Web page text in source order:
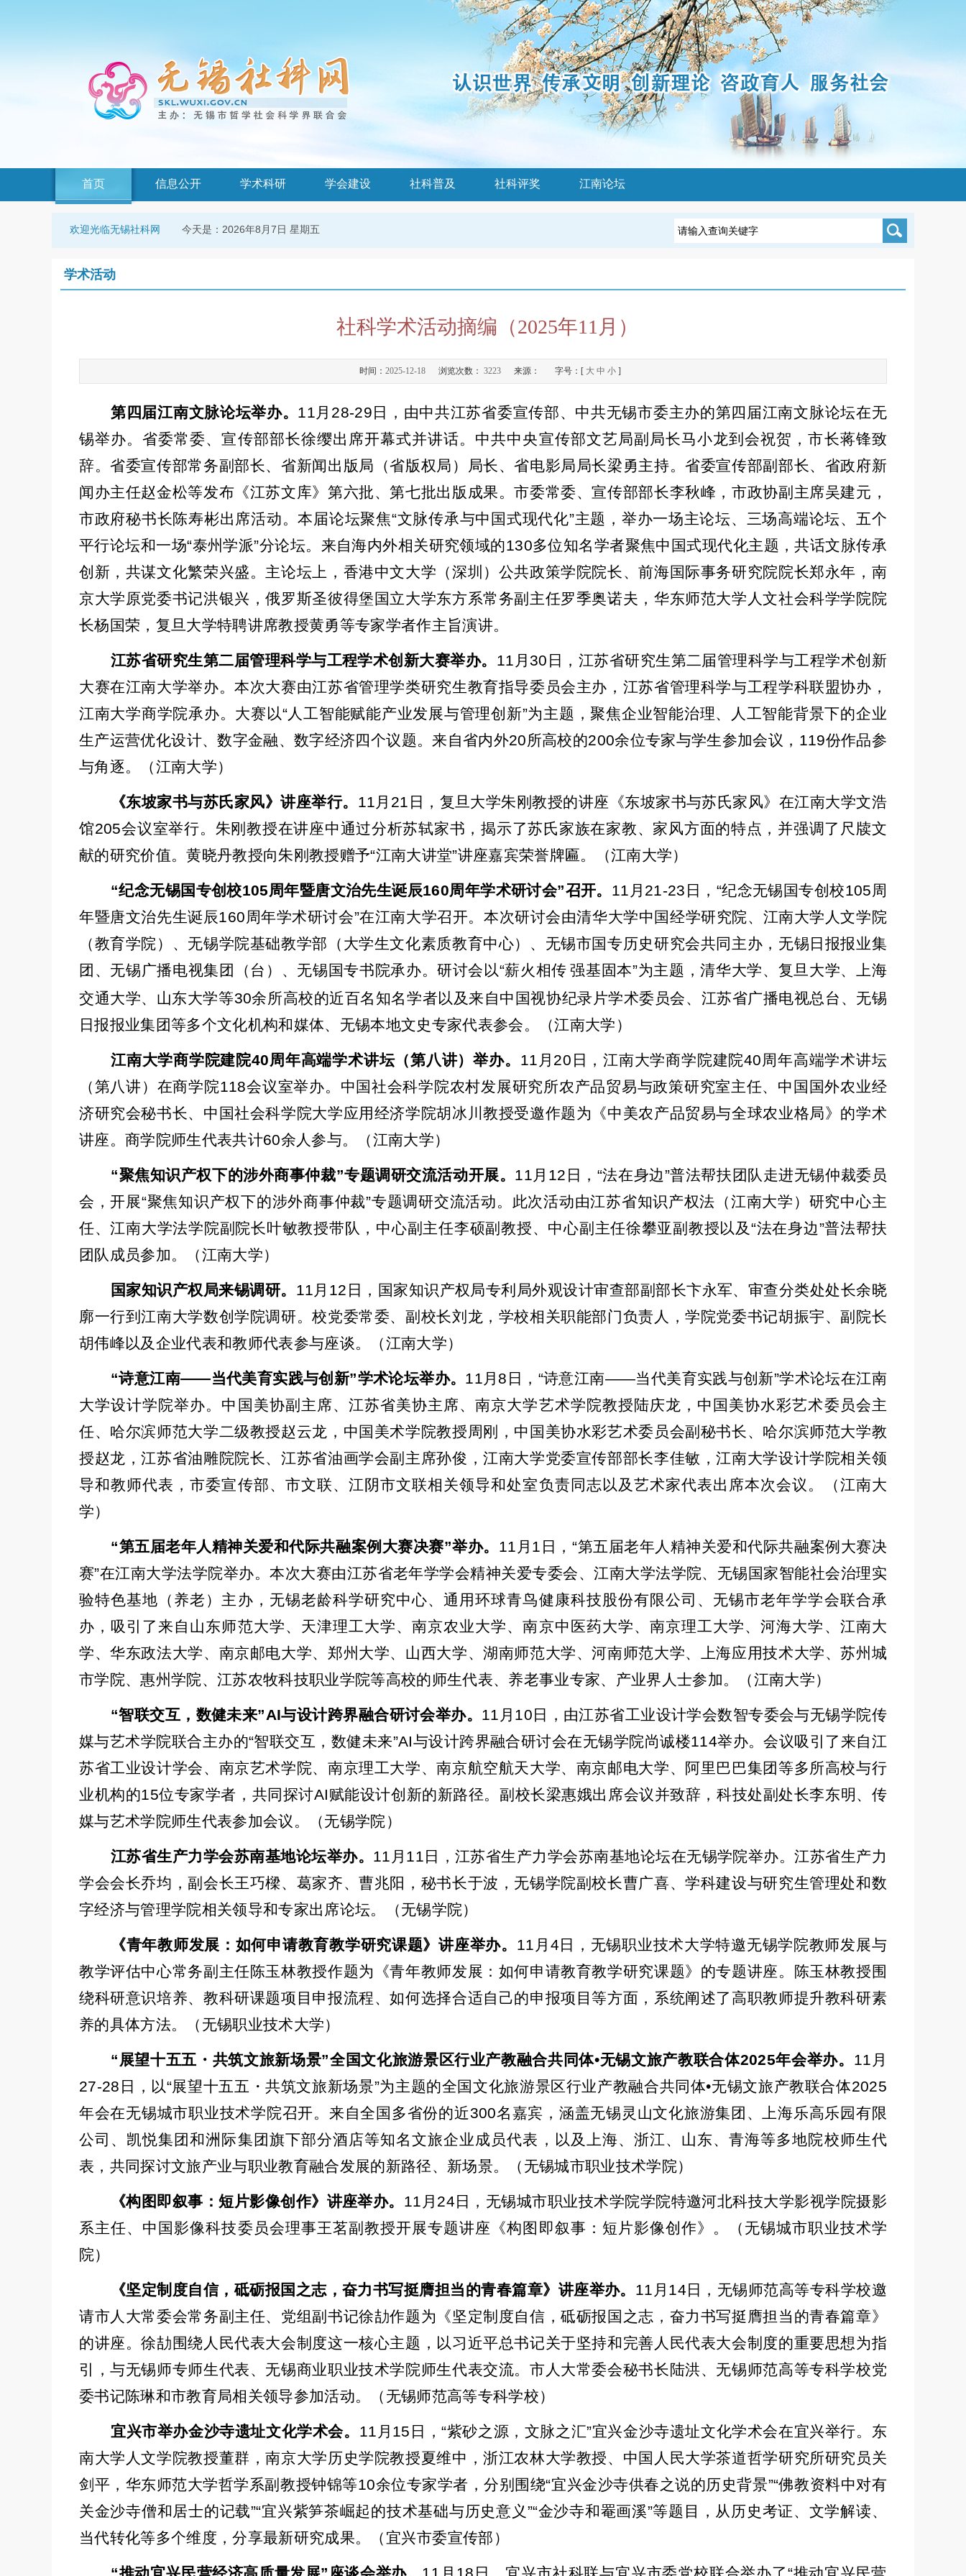
首页 信息公开 学术科研 学会建设 社科普及 社科评奖 江南论坛
欢迎光临无锡社科网 今天是： 2026年8月7日 星期五
学术活动
社科学术活动摘编（2025年11月）
时间： 2025-12-18 浏览次数： 3223 来源： 字号：[ 大 中 小 ]
第四届江南文脉论坛举办。 11月 28-29 日，由中共江苏省委宣传部、中共无锡市委主办的第四届江南文脉论坛在无
锡举办。省委常委、宣传部部长徐缨出席开幕式并讲话。中共中央宣传部文艺局副局长马小龙到会祝贺，市长蒋锋致
辞。省委宣传部常务副部长、省新闻出版局（省版权局）局长、省电影局局长梁勇主持。省委宣传部副部长、省政府新
闻办主任赵金松等发布《江苏文库》第六批、第七批出版成果。市委常委、宣传部部长李秋峰，市政协副主席吴建元，
市政府秘书长陈寿彬出席活动。本届论坛聚焦“文脉传承与中国式现代化”主题，举办一场主论坛、三场高端论坛、五个
平行论坛和一场“泰州学派”分论坛。来自海内外相关研究领域的130多位知名学者聚焦中国式现代化主题，共话文脉传承
创新，共谋文化繁荣兴盛。主论坛上，香港中文大学（深圳）公共政策学院院长、前海国际事务研究院院长郑永年，南
京大学原党委书记洪银兴，俄罗斯圣彼得堡国立大学东方系常务副主任罗季奥诺夫，华东师范大学人文社会科学学院院
长杨国荣，复旦大学特聘讲席教授黄勇等专家学者作主旨演讲。
江苏省研究生第二届管理科学与工程学术创新大赛举办。 11 月 30 日，江苏省研究生第二届管理科学与工程学术创新
大赛在江南大学举办。本次大赛由江苏省管理学类研究生教育指导委员会主办，江苏省管理科学与工程学科联盟协办，
江南大学商学院承办。大赛以“人工智能赋能产业发展与管理创新”为主题，聚焦企业智能治理、人工智能背景下的企业
生产运营优化设计、数字金融、数字经济四个议题。来自省内外20所高校的200余位专家与学生参加会议， 119份作品参
与角逐。（江南大学）
《东坡家书与苏氏家风》讲座举行。 11月 21 日，复旦大学朱刚教授的讲座《东坡家书与苏氏家风》在江南大学文浩
馆205会议室举行。朱刚教授在讲座中通过分析苏轼家书，揭示了苏氏家族在家教、家风方面的特点，并强调了尺牍文
献的研究价值。黄晓丹教授向朱刚教授赠予“江南大讲堂”讲座嘉宾荣誉牌匾。（江南大学）
“纪念无锡国专创校105周年暨唐文治先生诞辰160周年学术研讨会”召开。 11 月 21-23 日， “纪念无锡国专创校105周
年暨唐文治先生诞辰160周年学术研讨会”在江南大学召开。本次研讨会由清华大学中国经学研究院、江南大学人文学院
（教育学院）、无锡学院基础教学部（大学生文化素质教育中心）、无锡市国专历史研究会共同主办，无锡日报报业集
团、无锡广播电视集团（台）、无锡国专书院承办。研讨会以“薪火相传 强基固本”为主题，清华大学、复旦大学、上海
交通大学、山东大学等30余所高校的近百名知名学者以及来自中国视协纪录片学术委员会、江苏省广播电视总台、无锡
日报报业集团等多个文化机构和媒体、无锡本地文史专家代表参会。（江南大学）
江南大学商学院建院40周年高端学术讲坛（第八讲）举办。 11 月 20 日，江南大学商学院建院40周年高端学术讲坛
（第八讲）在商学院118会议室举办。中国社会科学院农村发展研究所农产品贸易与政策研究室主任、中国国外农业经
济研究会秘书长、中国社会科学院大学应用经济学院胡冰川教授受邀作题为《中美农产品贸易与全球农业格局》的学术
讲座。商学院师生代表共计60余人参与。（江南大学）
“聚焦知识产权下的涉外商事仲裁”专题调研交流活动开展。 11月 12 日， “法在身边”普法帮扶团队走进无锡仲裁委员
会，开展“聚焦知识产权下的涉外商事仲裁”专题调研交流活动。此次活动由江苏省知识产权法（江南大学）研究中心主
任、江南大学法学院副院长叶敏教授带队，中心副主任李硕副教授、中心副主任徐攀亚副教授以及 “法在身边”普法帮扶
团队成员参加。（江南大学）
国家知识产权局来锡调研。 11月 12 日，国家知识产权局专利局外观设计审查部副部长卞永军、审查分类处处长余晓
廓一行到江南大学数创学院调研。校党委常委、副校长刘龙，学校相关职能部门负责人，学院党委书记胡振宇、副院长
胡伟峰以及企业代表和教师代表参与座谈。（江南大学）
“诗意江南——当代美育实践与创新”学术论坛举办。 11月 8 日， “诗意江南——当代美育实践与创新”学术论坛在江南
大学设计学院举办。中国美协副主席、江苏省美协主席、南京大学艺术学院教授陆庆龙，中国美协水彩艺术委员会主
任、哈尔滨师范大学二级教授赵云龙，中国美术学院教授周刚，中国美协水彩艺术委员会副秘书长、哈尔滨师范大学教
授赵龙，江苏省油雕院院长、江苏省油画学会副主席孙俊，江南大学党委宣传部部长李佳敏，江南大学设计学院相关领
导和教师代表，市委宣传部、市文联、江阴市文联相关领导和处室负责同志以及艺术家代表出席本次会议。（江南大
学）
“第五届老年人精神关爱和代际共融案例大赛决赛”举办。 11 月 1 日， “第五届老年人精神关爱和代际共融案例大赛决
赛”在江南大学法学院举办。本次大赛由江苏省老年学学会精神关爱专委会、江南大学法学院、无锡国家智能社会治理实
验特色基地（养老）主办，无锡老龄科学研究中心、通用环球青鸟健康科技股份有限公司、无锡市老年学学会联合承
办，吸引了来自山东师范大学、天津理工大学、南京农业大学、南京中医药大学、南京理工大学、河海大学、江南大
学、华东政法大学、南京邮电大学、郑州大学、山西大学、湖南师范大学、河南师范大学、上海应用技术大学、苏州城
市学院、惠州学院、江苏农牧科技职业学院等高校的师生代表、养老事业专家、产业界人士参加。（江南大学）
“智联交互，数健未来”AI与设计跨界融合研讨会举办。 11 月 10 日，由江苏省工业设计学会数智专委会与无锡学院传
媒与艺术学院联合主办的“智联交互，数健未来”AI与设计跨界融合研讨会在无锡学院尚诚楼114举办。会议吸引了来自江
苏省工业设计学会、南京艺术学院、南京理工大学、南京航空航天大学、南京邮电大学、阿里巴巴集团等多所高校与行
业机构的15位专家学者，共同探讨AI赋能设计创新的新路径。副校长梁惠娥出席会议并致辞，科技处副处长李东明、传
媒与艺术学院师生代表参加会议。（无锡学院）
江苏省生产力学会苏南基地论坛举办。 11 月 11 日，江苏省生产力学会苏南基地论坛在无锡学院举办。江苏省生产力
学会会长乔均，副会长王巧樑、葛家齐、曹兆阳，秘书长于波，无锡学院副校长曹广喜、学科建设与研究生管理处和数
字经济与管理学院相关领导和专家出席论坛。（无锡学院）
《青年教师发展：如何申请教育教学研究课题》讲座举办。 11 月 4 日，无锡职业技术大学特邀无锡学院教师发展与
教学评估中心常务副主任陈玉林教授作题为《青年教师发展：如何申请教育教学研究课题》的专题讲座。陈玉林教授围
绕科研意识培养、教科研课题项目申报流程、如何选择合适自己的申报项目等方面，系统阐述了高职教师提升教科研素
养的具体方法。（无锡职业技术大学）
“展望十五五・共筑文旅新场景”全国文化旅游景区行业产教融合共同体•无锡文旅产教联合体2025年会举办。 11 月
27-28 日，以“展望十五五・共筑文旅新场景”为主题的全国文化旅游景区行业产教融合共同体•无锡文旅产教联合体2025
年会在无锡城市职业技术学院召开。来自全国多省份的近300名嘉宾，涵盖无锡灵山文化旅游集团、上海乐高乐园有限
公司、凯悦集团和洲际集团旗下部分酒店等知名文旅企业成员代表，以及上海、浙江、山东、青海等多地院校师生代
表，共同探讨文旅产业与职业教育融合发展的新路径、新场景。（无锡城市职业技术学院）
《构图即叙事：短片影像创作》讲座举办。 11 月 24 日，无锡城市职业技术学院学院特邀河北科技大学影视学院摄影
系主任、中国影像科技委员会理事王茗副教授开展专题讲座《构图即叙事：短片影像创作》。（无锡城市职业技术学
院）
《坚定制度自信，砥砺报国之志，奋力书写挺膺担当的青春篇章》讲座举办。 11 月 14 日，无锡师范高等专科学校邀
请市人大常委会常务副主任、党组副书记徐劼作题为 《坚定制度自信，砥砺报国之志，奋力书写挺膺担当的青春篇章》
的讲座。徐劼围绕人民代表大会制度这一核心主题，以习近平总书记关于坚持和完善人民代表大会制度的重要思想为指
引，与无锡师专师生代表、无锡商业职业技术学院师生代表交流。市人大常委会秘书长陆洪、无锡师范高等专科学校党
委书记陈琳和市教育局相关领导参加活动。（无锡师范高等专科学校）
宜兴市举办金沙寺遗址文化学术会。 11 月 15 日，“紫砂之源，文脉之汇”宜兴金沙寺遗址文化学术会在宜兴举行。东
南大学人文学院教授董群，南京大学历史学院教授夏维中，浙江农林大学教授、中国人民大学茶道哲学研究所研究员关
剑平，华东师范大学哲学系副教授钟锦等10余位专家学者，分别围绕“宜兴金沙寺供春之说的历史背景”“佛教资料中对有
关金沙寺僧和居士的记载”“宜兴紫笋茶崛起的技术基础与历史意义 ”“金沙寺和罨画溪”等题目，从历史考证、文学解读、
当代转化等多个维度，分享最新研究成果。
（ 宜兴市委宣传部）